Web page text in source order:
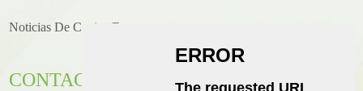
Noticias De Cocina/recetas
CONTACTO